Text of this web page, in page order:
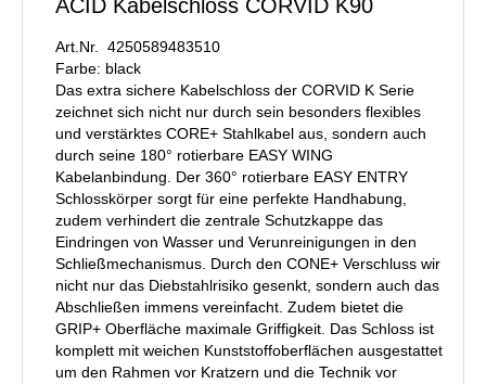
ACID Kabelschloss CORVID K90
Art.Nr. 4250589483510
Farbe: black
Das extra sichere Kabelschloss der CORVID K Serie
zeichnet sich nicht nur durch sein besonders flexibles
und verstärktes CORE+ Stahlkabel aus, sondern auch
durch seine 180° rotierbare EASY WING
Kabelanbindung. Der 360° rotierbare EASY ENTRY
Schlosskörper sorgt für eine perfekte Handhabung,
zudem verhindert die zentrale Schutzkappe das
Eindringen von Wasser und Verunreinigungen in den
Schließmechanismus. Durch den CONE+ Verschluss wir
nicht nur das Diebstahlrisiko gesenkt, sondern auch das
Abschließen immens vereinfacht. Zudem bietet die
GRIP+ Oberfläche maximale Griffigkeit. Das Schloss ist
komplett mit weichen Kunststoffoberflächen ausgestattet
um den Rahmen vor Kratzern und die Technik vor